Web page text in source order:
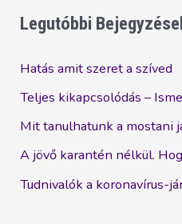
a
házatáján
Legutóbbi
Hatás amit szeret a szíved
Teljes kikapcsolódás –
Mit tanulhatunk a mostani
A jövő karantén nélkül.
Tudnivalók a koronavírus-